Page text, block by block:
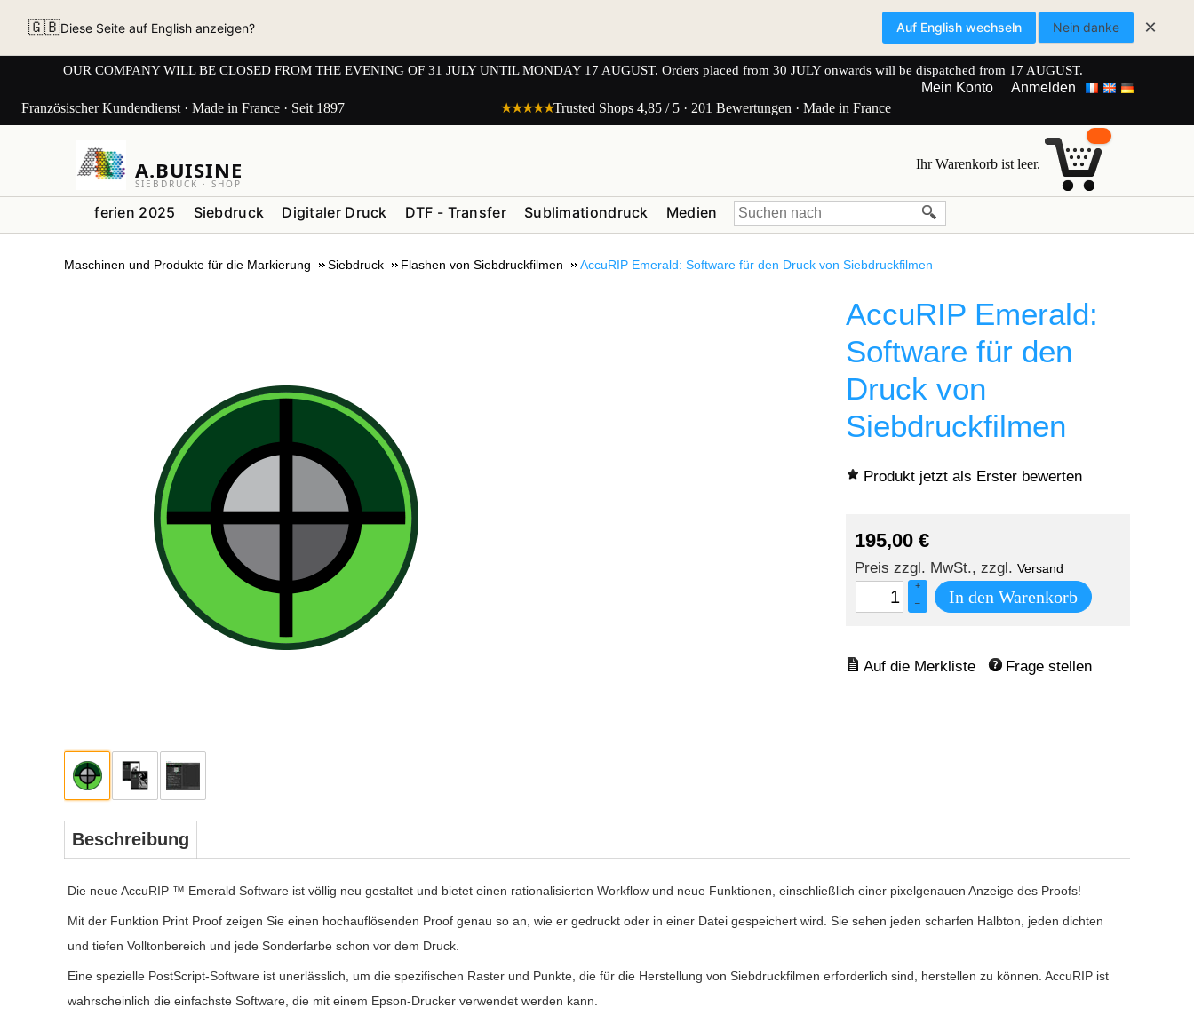
🇬🇧Diese Seite auf English anzeigen? Auf English wechseln Nein danke ×
OUR COMPANY WILL BE CLOSED FROM THE EVENING OF 31 JULY UNTIL MONDAY 17 AUGUST. Orders placed from 30 JULY onwards will be dispatched from 17 AUGUST.
Mein Konto
Anmelden
Französischer Kundendienst · Made in France · Seit 1897
★★★★★Trusted Shops 4,85 / 5 · 201 Bewertungen · Made in France
A.BUISINE
SIEBDRUCK · SHOP
Ihr Warenkorb ist leer.
ferien 2025 Siebdruck Digitaler Druck DTF - Transfer Sublimationdruck Medien
Maschinen und Produkte für die Markierung Siebdruck Flashen von Siebdruckfilmen AccuRIP Emerald: Software für den Druck von Siebdruckfilmen
AccuRIP Emerald:
Software für den
Druck von
Siebdruckfilmen
Produkt jetzt als Erster bewerten
195,00 €
Preis zzgl. MwSt., zzgl. Versand
+
–
In den Warenkorb
Frage stellen
Beschreibung
Die neue AccuRIP ™ Emerald Software ist völlig neu gestaltet und bietet einen rationalisierten Workflow und neue Funktionen, einschließlich einer pixelgenauen Anzeige des Proofs!
Mit der Funktion Print Proof zeigen Sie einen hochauflösenden Proof genau so an, wie er gedruckt oder in einer Datei gespeichert wird. Sie sehen jeden scharfen Halbton, jeden dichten
und tiefen Volltonbereich und jede Sonderfarbe schon vor dem Druck.
Eine spezielle PostScript-Software ist unerlässlich, um die spezifischen Raster und Punkte, die für die Herstellung von Siebdruckfilmen erforderlich sind, herstellen zu können. AccuRIP ist
wahrscheinlich die einfachste Software, die mit einem Epson-Drucker verwendet werden kann.